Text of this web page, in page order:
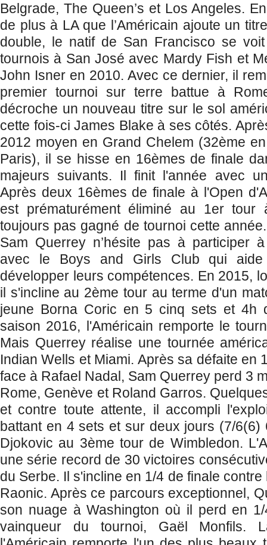
Belgrade, The Queen’s et Los Angeles.
de plus à LA que l’Américain ajoute un
double, le natif de San Francisco se
tournois à San José avec Mardy Fish et
John Isner en 2010. Avec ce dernier, il
premier tournoi sur terre battue à
décroche un nouveau titre sur le sol
cette fois-ci James Blake à ses côtés.
2012 moyen en Grand Chelem (32ème
Paris), il se hisse en 16èmes de finale
majeurs suivants. Il finit l'année avec
Après deux 16èmes de finale à l'Open
est prématurément éliminé au 1er tour
toujours pas gagné de tournoi cette
Sam Querrey n’hésite pas à participer
avec le Boys and Girls Club qui
développer leurs compétences. En 2015,
il s'incline au 2ème tour au terme d'un
jeune Borna Coric en 5 cinq sets et 4h
saison 2016, l'Américain remporte le
Mais Querrey réalise une tournée
Indian Wells et Miami. Après sa défaite en
face à Rafael Nadal, Sam Querrey perd 3
Rome, Genève et Roland Garros.
et contre toute attente, il accompli
battant en 4 sets et sur deux jours (7/6(6)
Djokovic au 3ème tour de Wimbledon.
une série record de 30 victoires
du Serbe. Il s'incline en 1/4 de finale
Raonic. Après ce parcours exceptionnel,
son nuage à Washington où il perd en
vainqueur du tournoi, Gaël Monfils.